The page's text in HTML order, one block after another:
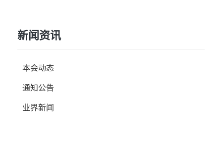
新闻资讯
本会动态
通知公告
业界新闻